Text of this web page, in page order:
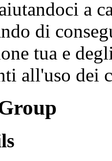
a
di
tua e
all'uso